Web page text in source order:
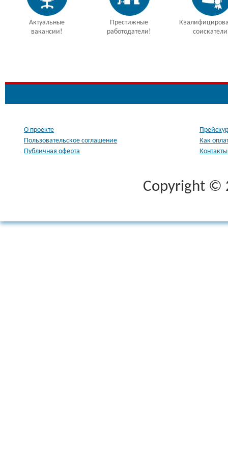
Актуальные
вакансии!
Престижные
работодатели!
О проекте
Пользовательское соглашение
Публичная оферта
Как
Контакты
Copyright ©